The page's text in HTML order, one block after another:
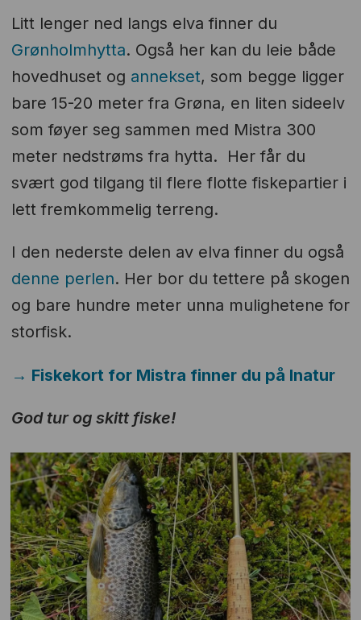
Litt lenger ned langs elva finner du
Grønholmhytta. Også her kan du leie både
hovedhuset og annekset, som begge ligger
bare 15-20 meter fra Grøna, en liten sideelv
som føyer seg sammen med Mistra 300
meter nedstrøms fra hytta. Her får du
svært god tilgang til flere flotte fiskepartier i
lett fremkommelig terreng.
I den nederste delen av elva finner du også
denne perlen. Her bor du tettere på skogen
og bare hundre meter unna mulighetene for
storfisk.
→ Fiskekort for Mistra finner du på Inatur
God tur og skitt fiske!